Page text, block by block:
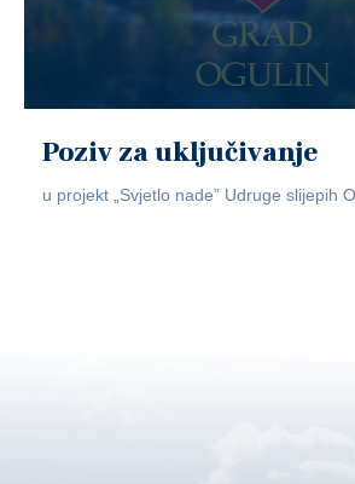
Poziv za uključivanje
u projekt „Svjetlo nade” Udruge slijepih